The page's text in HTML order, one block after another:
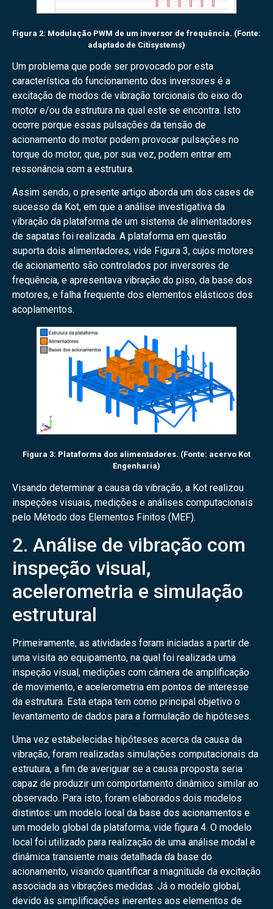
Figura 2: Modulação PWM de um inversor de frequência. (Fonte:
adaptado de Citisystems)
Um problema que pode ser provocado por esta
característica do funcionamento dos inversores é a
excitação de modos de vibração torcionais do eixo do
motor e/ou da estrutura na qual este se encontra. Isto
ocorre porque essas pulsações da tensão de
acionamento do motor podem provocar pulsações no
torque do motor, que, por sua vez, podem entrar em
ressonância com a estrutura.
Assim sendo, o presente artigo aborda um dos cases de
sucesso da Kot, em que a análise investigativa da
vibração da plataforma de um sistema de alimentadores
de sapatas foi realizada. A plataforma em questão
suporta dois alimentadores, vide Figura 3, cujos motores
de acionamento são controlados por inversores de
frequência, e apresentava vibração do piso, da base dos
motores, e falha frequente dos elementos elásticos dos
acoplamentos.
Figura 3: Plataforma dos alimentadores. (Fonte: acervo Kot
Engenharia)
Visando determinar a causa da vibração, a Kot realizou
inspeções visuais, medições e análises computacionais
pelo Método dos Elementos Finitos (MEF).
2. Análise de vibração com
inspeção visual,
acelerometria e simulação
estrutural
Primeiramente, as atividades foram iniciadas a partir de
uma visita ao equipamento, na qual foi realizada uma
inspeção visual, medições com câmera de amplificação
de movimento, e acelerometria em pontos de interesse
da estrutura. Esta etapa tem como principal objetivo o
levantamento de dados para a formulação de hipóteses.
Uma vez estabelecidas hipóteses acerca da causa da
vibração, foram realizadas simulações computacionais da
estrutura, a fim de averiguar se a causa proposta seria
capaz de produzir um comportamento dinâmico similar ao
observado. Para isto, foram elaborados dois modelos
distintos: um modelo local da base dos acionamentos e
um modelo global da plataforma, vide figura 4. O modelo
local foi utilizado para realização de uma análise modal e
dinâmica transiente mais detalhada da base do
acionamento, visando quantificar a magnitude da excitação
associada as vibrações medidas. Já o modelo global,
devido às simplificações inerentes aos elementos de